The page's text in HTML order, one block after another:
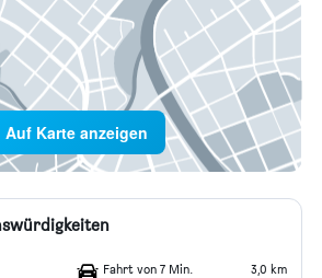
Auf Karte anzeigen
Fahrt von 7 Min. 3,0 km